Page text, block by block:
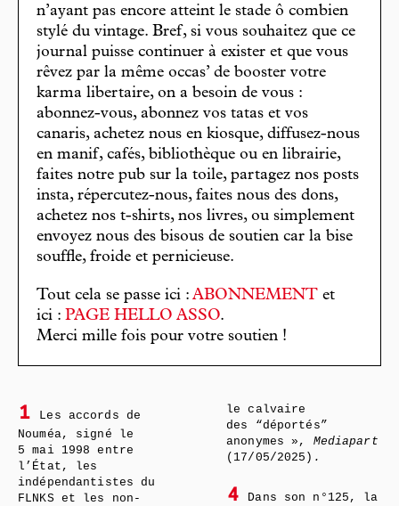
n’ayant pas encore atteint le stade ô combien
stylé du vintage. Bref, si vous souhaitez que ce
journal puisse continuer à exister et que vous
rêvez par la même occas’ de booster votre
karma libertaire, on a besoin de vous :
abonnez-vous, abonnez vos tatas et vos
canaris, achetez nous en kiosque, diffusez-nous
en manif, cafés, bibliothèque ou en librairie,
faites notre pub sur la toile, partagez nos posts
insta, répercutez-nous, faites nous des dons,
achetez nos t-shirts, nos livres, ou simplement
envoyez nous des bisous de soutien car la bise
souffle, froide et pernicieuse.
Tout cela se passe ici : ABONNEMENT et
ici : PAGE HELLO ASSO.
Merci mille fois pour votre soutien !
1
Les accords de
Nouméa, signé le
5 mai 1998 entre
l’État, les
indépendantistes du
FLNKS et les non-
le calvaire
des “déportés”
anonymes », Mediapart
(17/05/2025) .
4
Dans son n°125, la